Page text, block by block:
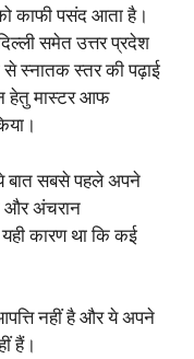
काफी पसंद आता है।
समेत उत्तर प्रदेश
से स्नातक स्तर की पढ़ाई
हेतु मास्टर आफ
बात सबसे पहले अपने
और अंचरान
कारण था कि कई
नहीं है और ये अपने
हैं।